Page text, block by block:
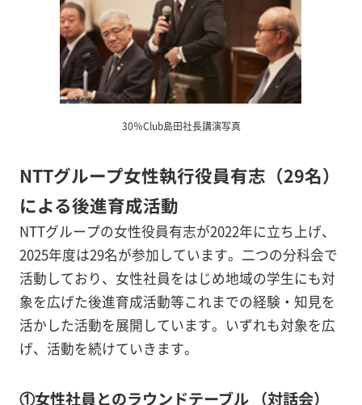
30％Club島田社長講演写真
NTTグループ女性執行役員有志（29名）
による後進育成活動
NTTグループの女性役員有志が2022年に立ち上げ、
2025年度は29名が参加しています。二つの分科会で
活動しており、女性社員をはじめ地域の学生にも対
象を広げた後進育成活動等これまでの経験・知見を
活かした活動を展開しています。いずれも対象を広
げ、活動を続けていきます。
①女性社員とのラウンドテーブル （対話会）